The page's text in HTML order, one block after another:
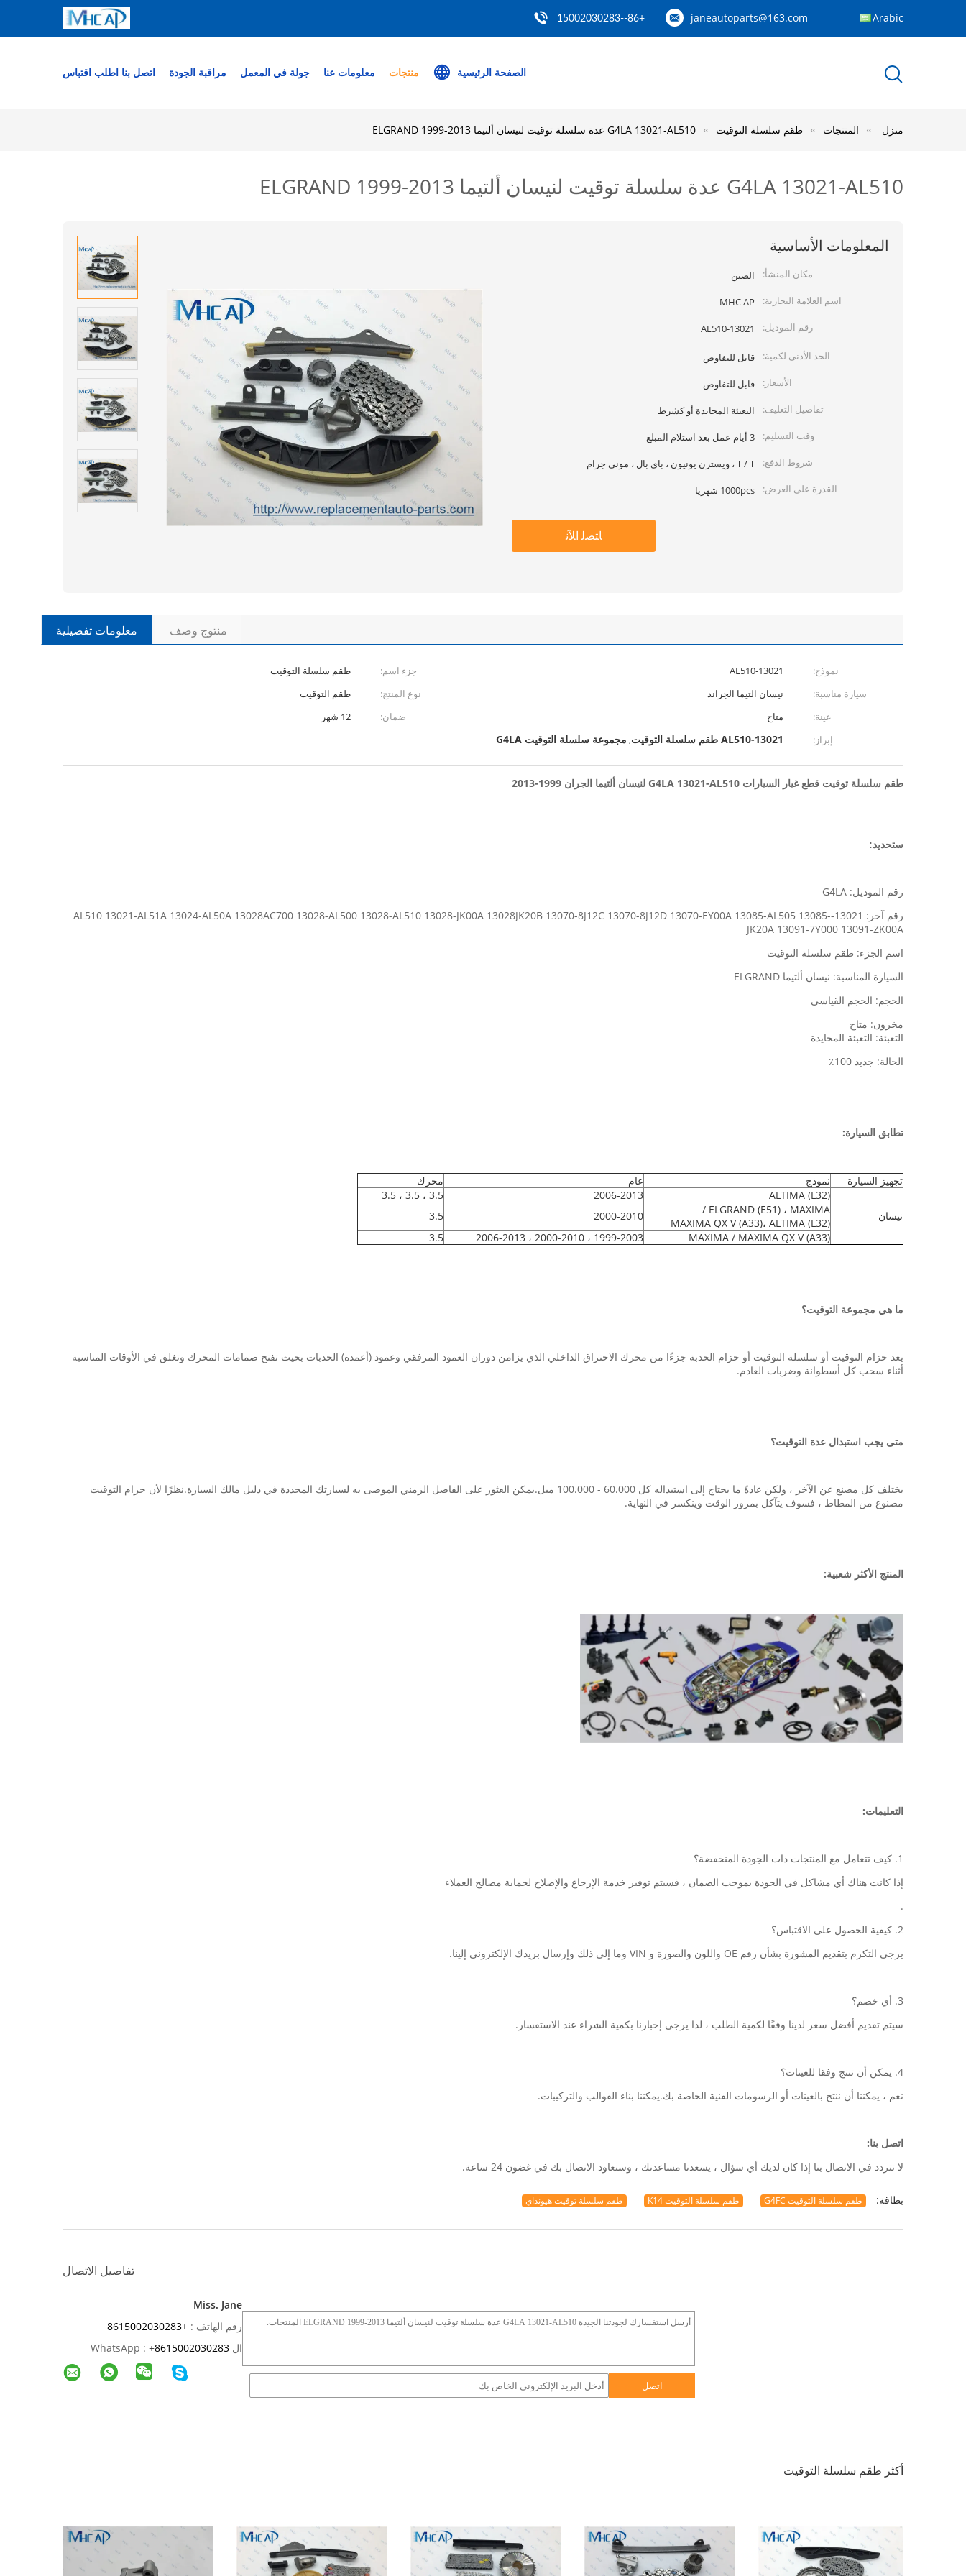
janeautoparts@163.com
+86--15002030283 Arabic
الصفحة الرئيسية منتجات معلومات عنا جولة في المعمل مراقبة الجودة اتصل بنا اطلب اقتباس
منزل المنتجات طقم سلسلة التوقيت G4LA 13021-AL510 عدة سلسلة توقيت لنيسان ألتيما ELGRAND 1999-2013
G4LA 13021-AL510 عدة سلسلة توقيت لنيسان ألتيما ELGRAND 1999-2013
المعلومات الأساسية
مكان المنشأ:
الصين
اسم العلامة التجارية:
MHC AP
رقم الموديل:
13021-AL510
الحد الأدنى لكمية:
قابل للتفاوض
الأسعار:
قابل للتفاوض
تفاصيل التغليف:
التعبئة المحايدة أو كشرط
وقت التسليم:
3 أيام عمل بعد استلام المبلغ
شروط الدفع:
T / T ، ويسترن يونيون ، باي بال ، موني جرام
القدرة على العرض:
1000pcs شهريا
ﺎﺘﺼﻟ ﺍﻶﻧ
معلومات تفصيلية منتوج وصف
نموذج: 13021-AL510 جزء اسم:
طقم سلسلة التوقيت
سيارة مناسبة:
نيسان التيما الجراند نوع المنتج:
طقم التوقيت
عينة:
متاح ضمان:
12 شهر
إبراز:
13021-AL510 طقم سلسلة التوقيت , مجموعة سلسلة التوقيت G4LA
طقم سلسلة توقيت قطع غيار السيارات G4LA 13021-AL510 لنيسان ألتيما الجران 1999-2013
ستحديد:
رقم الموديل: G4LA
رقم آخر: 13021-AL510 13021-AL51A 13024-AL50A 13028AC700 13028-AL500 13028-AL510 13028-JK00A 13028JK20B 13070-8J12C 13070-8J12D 13070-EY00A 13085-AL505 13085-
JK20A 13091-7Y000 13091-ZK00A
اسم الجزء: طقم سلسلة التوقيت
السيارة المناسبة: نيسان ألتيما ELGRAND
الحجم: الحجم القياسي
مخزون: متاح
التعبئة: التعبئة المحايدة
الحالة: جديد 100٪
تطابق السيارة:
تجهيز السيارة نموذج عام محرك
نيسان
ALTIMA (L32)
2006-2013
3.5 ، 3.5 ، 3.5
ELGRAND (E51) ، MAXIMA /
MAXIMA QX V (A33)، ALTIMA (L32)
2000-2010
3.5
MAXIMA / MAXIMA QX V (A33)
1999-2003 ، 2000-2010 ، 2006-2013 3.5
ما هي مجموعة التوقيت؟
يعد حزام التوقيت أو سلسلة التوقيت أو حزام الحدبة جزءًا من محرك الاحتراق الداخلي الذي يزامن دوران العمود المرفقي وعمود (أعمدة) الحدبات بحيث تفتح صمامات المحرك وتغلق في الأوقات المناسبة
أثناء سحب كل أسطوانة وضربات العادم.
متى يجب استبدال عدة التوقيت؟
يختلف كل مصنع عن الآخر ، ولكن عادةً ما يحتاج إلى استبداله كل 60.000 - 100.000 ميل.يمكن العثور على الفاصل الزمني الموصى به لسيارتك المحددة في دليل مالك السيارة.نظرًا لأن حزام التوقيت
مصنوع من المطاط ، فسوف يتآكل بمرور الوقت وينكسر في النهاية.
المنتج الأكثر شعبية:
التعليمات:
1. كيف تتعامل مع المنتجات ذات الجودة المنخفضة؟
إذا كانت هناك أي مشاكل في الجودة بموجب الضمان ، فسيتم توفير خدمة الإرجاع والإصلاح لحماية مصالح العملاء
.
2. كيفية الحصول على الاقتباس؟
يرجى التكرم بتقديم المشورة بشأن رقم OE واللون والصورة و VIN وما إلى ذلك وإرسال بريدك الإلكتروني إلينا.
3. أي خصم؟
سيتم تقديم أفضل سعر لدينا وفقًا لكمية الطلب ، لذا يرجى إخبارنا بكمية الشراء عند الاستفسار.
4. يمكن أن تنتج وفقا للعينات؟
نعم ، يمكننا أن ننتج بالعينات أو الرسومات الفنية الخاصة بك.يمكننا بناء القوالب والتركيبات.
اتصل بنا:
لا تتردد في الاتصال بنا إذا كان لديك أي سؤال ، يسعدنا مساعدتك ، وسنعاود الاتصال بك في غضون 24 ساعة.
بطاقة: طقم سلسلة التوقيت G4FC طقم سلسلة التوقيت K14 طقم سلسلة توقيت هيونداي
تفاصيل الاتصال
Miss. Jane
رقم الهاتف : +8615002030283
ال WhatsApp :
+8615002030283
اتصل
أكثر طقم سلسلة التوقيت